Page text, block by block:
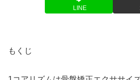
LINE
もくじ